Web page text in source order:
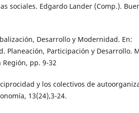
sociales. Edgardo Lander (Comp.).
Desarrollo y Modernidad. En:
Planeación, Participación y Desarrollo.
pp. 9-32
y los colectivos de
13(24),3-24.